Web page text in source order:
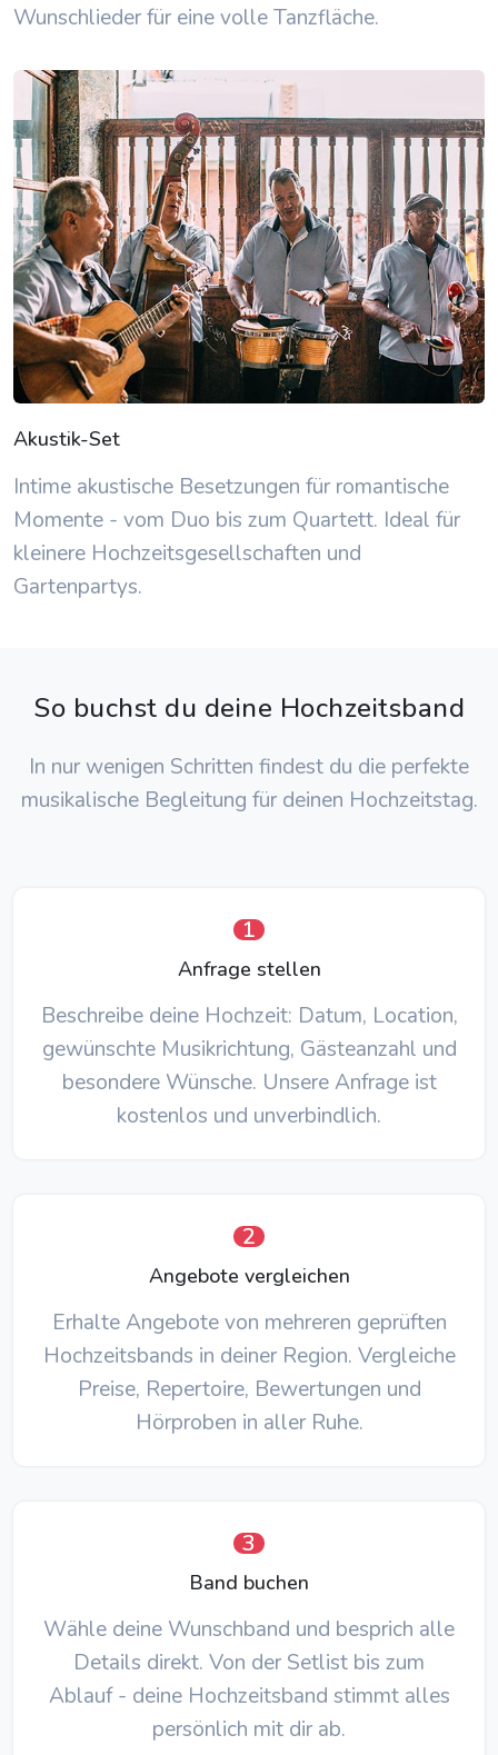
Wunschlieder für eine volle Tanzfläche.
Akustik-Set
Intime akustische Besetzungen für romantische
Momente - vom Duo bis zum Quartett. Ideal für
kleinere Hochzeitsgesellschaften und
Gartenpartys.
So buchst du deine Hochzeitsband
In nur wenigen Schritten findest du die perfekte
musikalische Begleitung für deinen Hochzeitstag.
1
Anfrage stellen
Beschreibe deine Hochzeit: Datum, Location,
gewünschte Musikrichtung, Gästeanzahl und
besondere Wünsche. Unsere Anfrage ist
kostenlos und unverbindlich.
2
Angebote vergleichen
Erhalte Angebote von mehreren geprüften
Hochzeitsbands in deiner Region. Vergleiche
Preise, Repertoire, Bewertungen und
Hörproben in aller Ruhe.
3
Band buchen
Wähle deine Wunschband und besprich alle
Details direkt. Von der Setlist bis zum
Ablauf - deine Hochzeitsband stimmt alles
persönlich mit dir ab.